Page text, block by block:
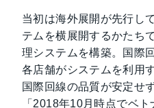
当初は海外展開が先行し
テムを横展開するかたち
理システムを構築。国際
各店舗がシステムを利用
国際回線の品質が安定せ
「2018年10月時点でベ